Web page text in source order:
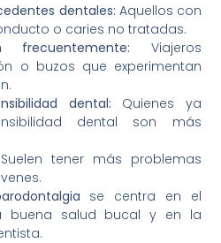
dentales: Aquellos con
o caries no tratadas.
Viajeros
o buzos que experimentan
dental: Quienes ya
dental son más
Suelen tener más problemas
se centra en el
buena salud bucal y en la